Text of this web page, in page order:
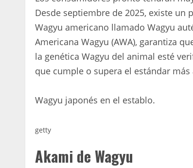
Desde septiembre de 2025, existe un
Wagyu americano llamado Wagyu
Americana Wagyu (AWA), garantiza
la genética Wagyu del animal esté
que cumple o supera el estándar
Wagyu japonés en el establo.
getty
Akami de Wagyu